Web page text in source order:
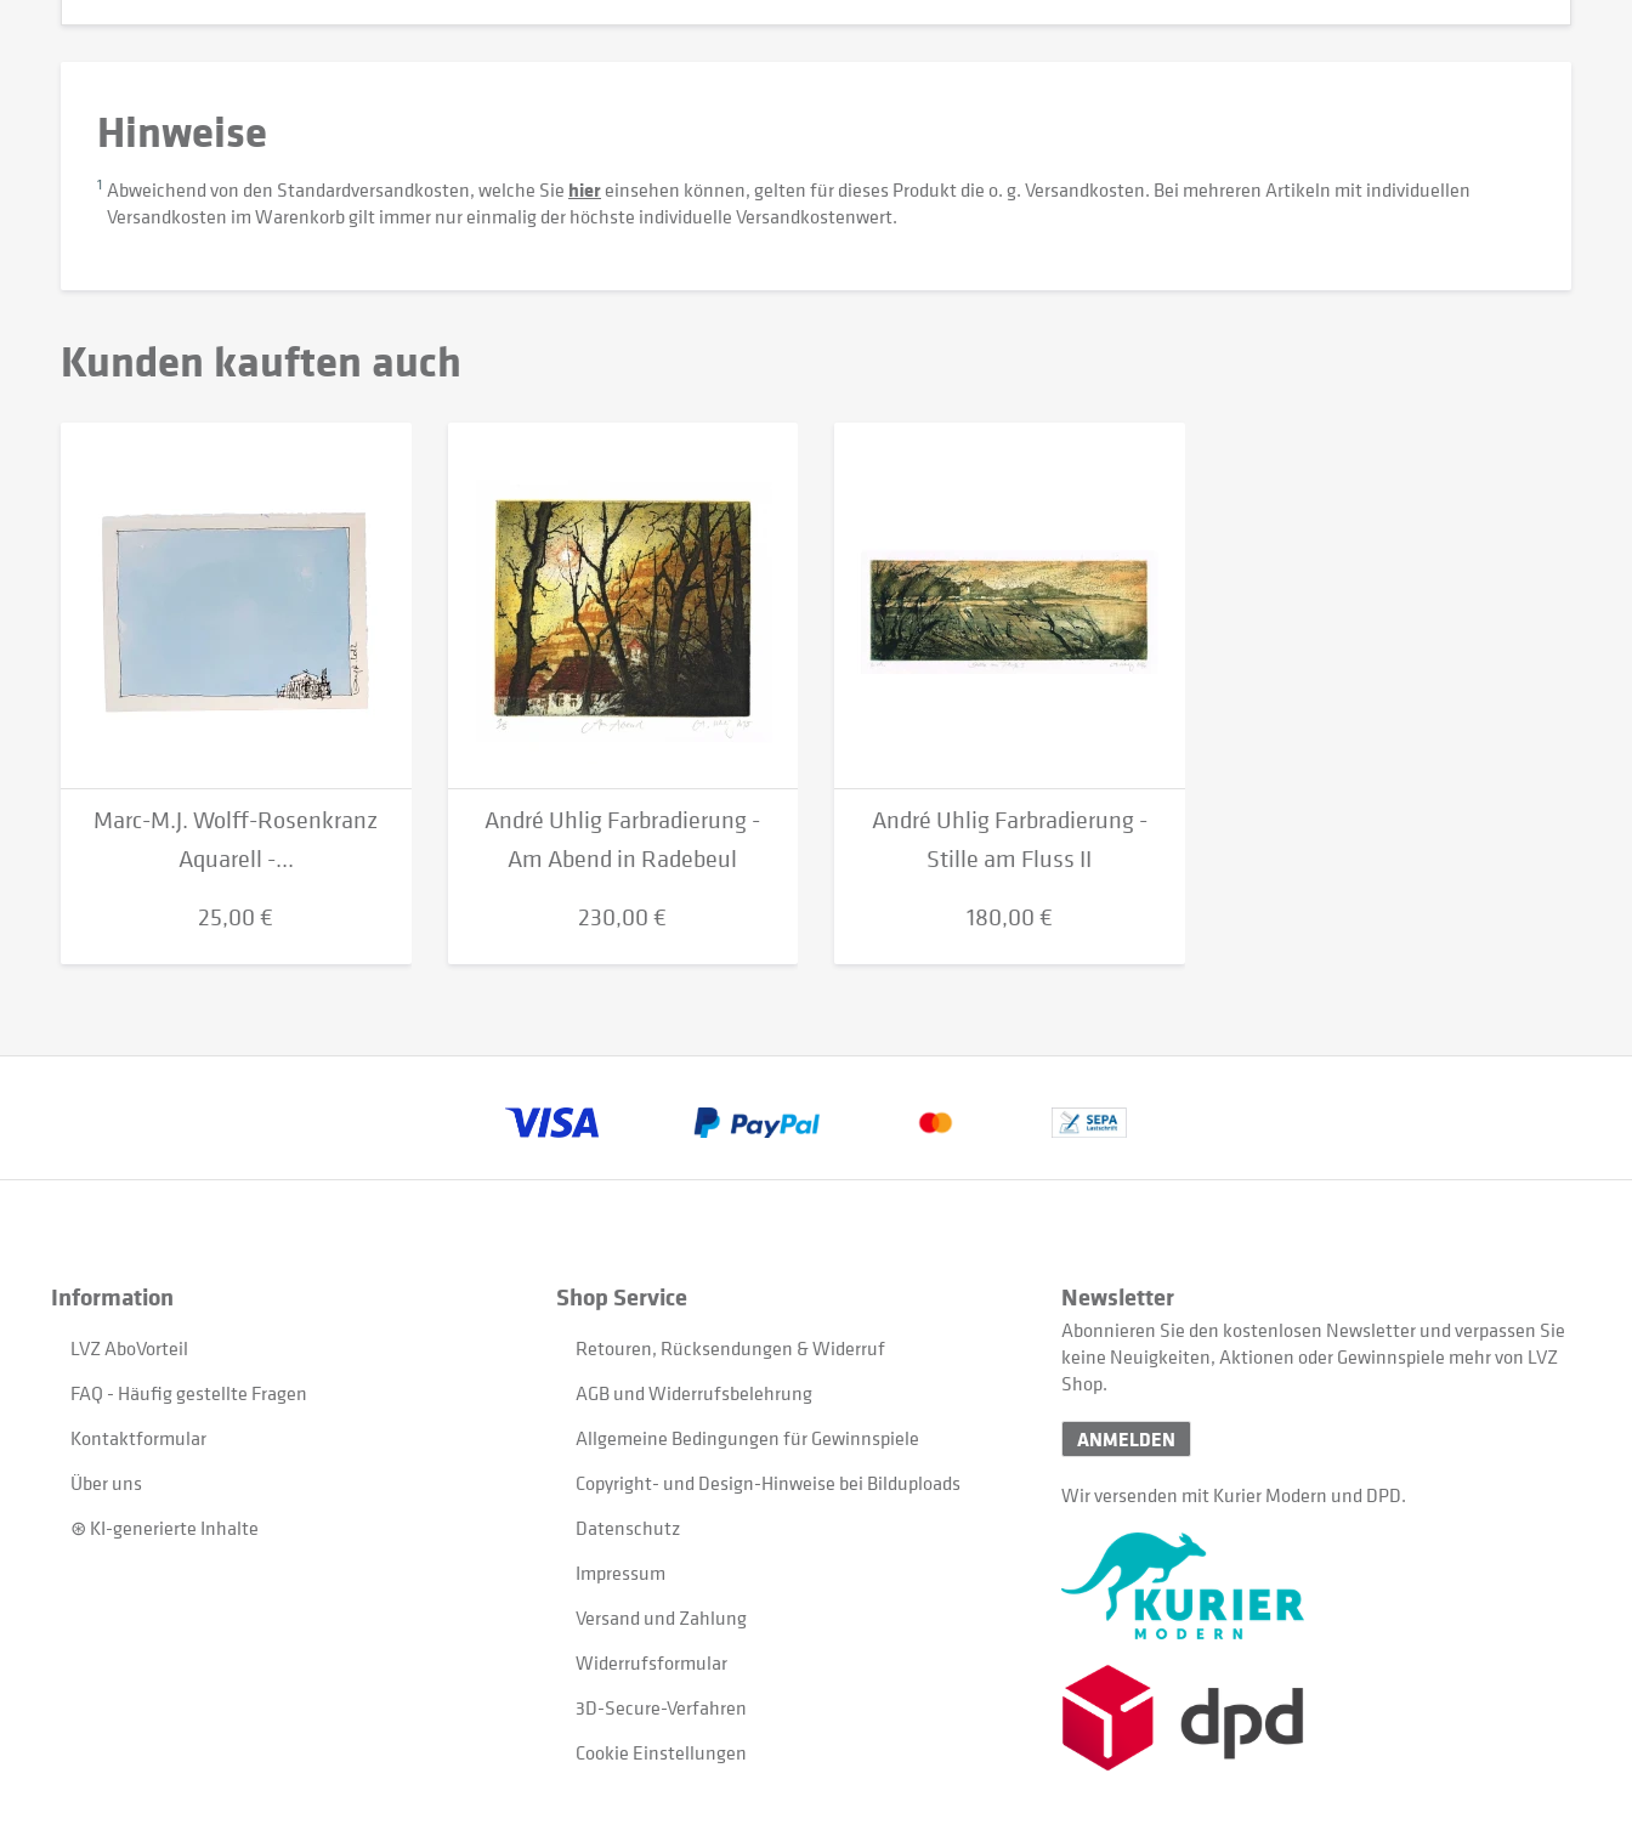
Hinweise
1 Abweichend von den Standardversandkosten, welche Sie hiereinsehen können, gelten für dieses Produkt die o. g. Versandkosten. Bei mehreren Artikeln mit individuellen
Versandkosten im Warenkorb gilt immer nur einmalig der höchste individuelle Versandkostenwert.
Kunden kauften auch
Marc-M.J. Wolff-Rosenkranz
Aquarell -...
25,00 €
André Uhlig Farbradierung -
Am Abend in Radebeul
230,00 €
André Uhlig Farbradierung -
Stille am Fluss II
180,00 €
Information
LVZ AboVorteil
FAQ - Häufig gestellte Fragen
Kontaktformular
Über uns
⊛ KI-generierte Inhalte
Shop Service
Retouren, Rücksendungen & Widerruf
AGB und Widerrufsbelehrung
Allgemeine Bedingungen für Gewinnspiele
Copyright- und Design-Hinweise bei Bilduploads
Datenschutz
Impressum
Versand und Zahlung
Widerrufsformular
3D-Secure-Verfahren
Cookie Einstellungen
Newsletter
Abonnieren Sie den kostenlosen Newsletter und verpassen Sie
keine Neuigkeiten, Aktionen oder Gewinnspiele mehr von LVZ
Shop.
ANMELDEN
Wir versenden mit Kurier Modern und DPD.